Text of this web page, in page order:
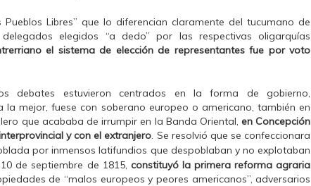
Libres” que lo diferencian claramente del tucumano de
elegidos “a dedo” por las respectivas oligarquías
el sistema de elección de representantes fue por voto
debates estuvieron centrados en la forma de gobierno,
mejor, fuese con soberano europeo o americano, también en
que acababa de irrumpir en la Banda Oriental,en Concepción
y con el extranjero. Se resolvió que se confeccionara
por inmensos latifundios que despoblaban y no explotaban
de septiembre de 1815, constituyó la primera reforma agraria
de “malos europeos y peores americanos”, adversarios